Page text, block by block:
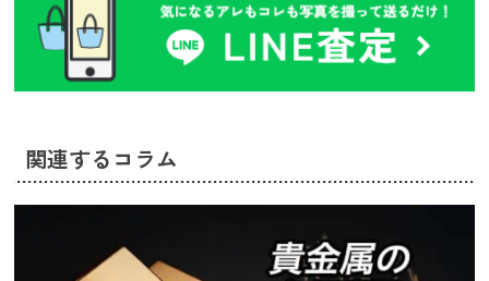
関連するコラム